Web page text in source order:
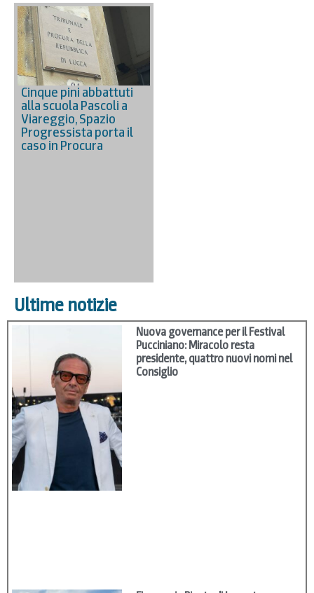
Cinque pini abbattuti
alla scuola Pascoli a
Viareggio, Spazio
Progressista porta il
caso in Procura
Ultime notizie
Nuova governance per il Festival
Pucciniano: Miracolo resta
presidente, quattro nuovi nomi nel
Consiglio